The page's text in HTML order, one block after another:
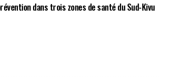
dans trois zones de santé du Sud-Kivu